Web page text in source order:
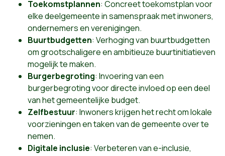
Toekomstplannen: Concreet toekomstplan voor
elke deelgemeente in samenspraak met inwoners,
ondernemers en verenigingen.
Buurtbudgetten: Verhoging van buurtbudgetten
om grootschaligere en ambitieuze buurtinitiatieven
mogelijk te maken.
Burgerbegroting: Invoering van een
burgerbegroting voor directe invloed op een deel
van het gemeentelijke budget.
Zelfbestuur: Inwoners krijgen het recht om lokale
voorzieningen en taken van de gemeente over te
nemen.
Digitale inclusie: Verbeteren van e-inclusie,